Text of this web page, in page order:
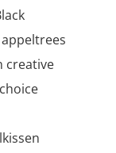
creative